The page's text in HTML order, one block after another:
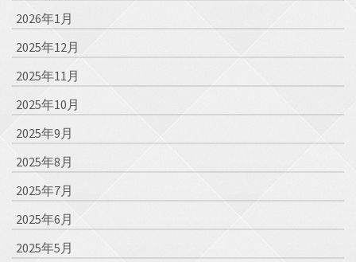
2026年1月
2025年12月
2025年11月
2025年10月
2025年9月
2025年8月
2025年7月
2025年6月
2025年5月